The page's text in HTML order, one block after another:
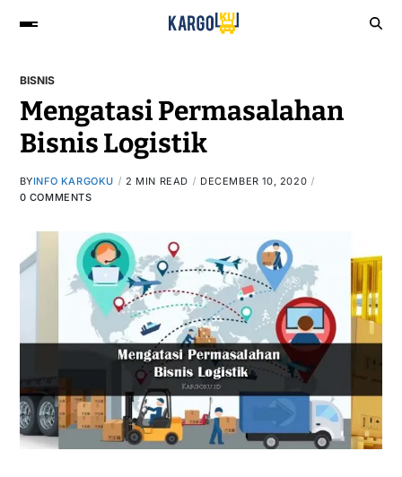
BISNIS
Mengatasi Permasalahan
Bisnis Logistik
BYINFO KARGOKU 2 MIN READ
DECEMBER 10, 2020
0 COMMENTS